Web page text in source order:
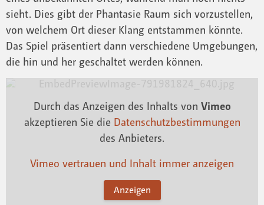
sieht. Dies gibt der Phantasie Raum sich vorzustellen,
von welchem Ort dieser Klang entstammen könnte.
Das Spiel präsentiert dann verschiedene Umgebungen,
die hin und her geschaltet werden können.
Durch das Anzeigen des Inhalts von Vimeo
akzeptieren Sie die Datenschutzbestimmungen
des Anbieters.
Vimeo vertrauen und Inhalt immer anzeigen
Anzeigen